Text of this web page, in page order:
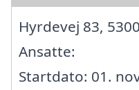
Hyrdevej 83,
Ansatte:
Startdato: 01.